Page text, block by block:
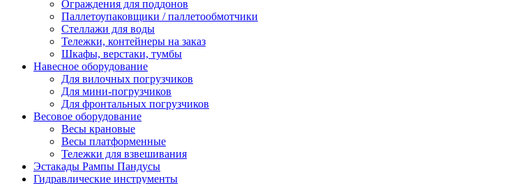
Ограждения для поддонов
Паллетоупаковщики / паллетообмотчики
Стеллажи для воды
Тележки, контейнеры на заказ
Шкафы, верстаки, тумбы
Навесное оборудование
Для вилочных погрузчиков
Для мини-погрузчиков
Для фронтальных погрузчиков
Весовое оборудование
Весы крановые
Весы платформенные
Тележки для взвешивания
Эстакады Рампы Пандусы
Гидравлические инструменты